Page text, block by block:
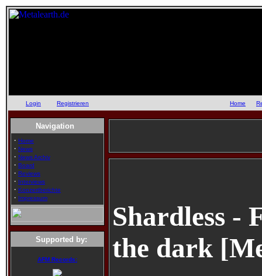
Login Registrieren Home
Navigation
· Home
· News
· News Archiv
· Board
· Reviews
· Interviews
· Konzertberichte
· Impressum
Supported by:
AFM Records:
Shardless -
the dark